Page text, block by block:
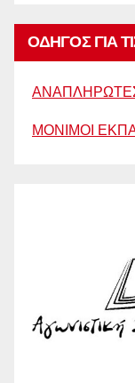
ΟΔΗΓΟΣ ΓΙΑ
ΑΝΑΠΛΗΡΩΤΕΣ
ΜΟΝΙΜΟΙ